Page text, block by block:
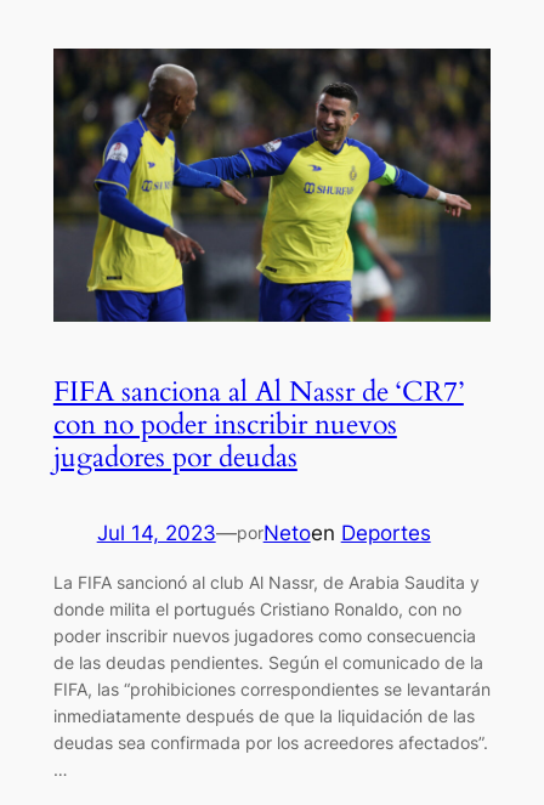
FIFA sanciona al Al Nassr de ‘CR7’
con no poder inscribir nuevos
jugadores por deudas
Jul 14, 2023—porNetoen Deportes
La FIFA sancionó al club Al Nassr, de Arabia Saudita y
donde milita el portugués Cristiano Ronaldo, con no
poder inscribir nuevos jugadores como consecuencia
de las deudas pendientes. Según el comunicado de la
FIFA, las “prohibiciones correspondientes se levantarán
inmediatamente después de que la liquidación de las
deudas sea confirmada por los acreedores afectados”.
…